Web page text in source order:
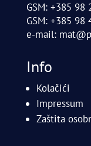
GSM: +385 98
GSM: +385 98
e-mail:
Info
Kolačići
Impressum
Zaštita